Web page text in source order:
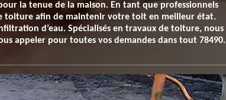
la tenue de la maison. En tant que professionnels
toiture afin de maintenir votre toit en meilleur état.
d’eau. Spécialisés en travaux de toiture, nous
appeler pour toutes vos demandes dans tout 78490.